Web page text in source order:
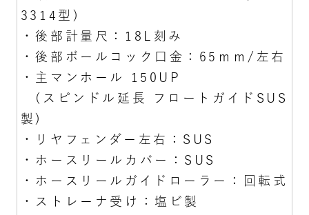
3314型)
・後部計量尺：18L刻み
・後部ボールコック口金：65ｍｍ/左右
・主マンホール 150UP
(スピンドル延長 フロートガイドSUS
製)
・リヤフェンダー左右：SUS
・ホースリールカバー：SUS
・ホースリールガイドローラー：回転式
・ストレーナ受け：塩ビ製